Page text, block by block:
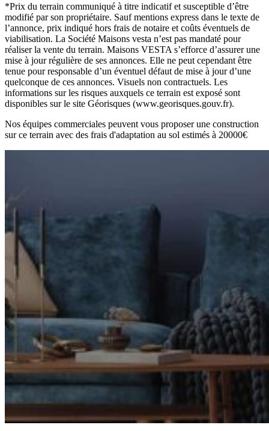
*Prix du terrain communiqué à titre indicatif et susceptible d’être
modifié par son propriétaire. Sauf mentions express dans le texte de
l’annonce, prix indiqué hors frais de notaire et coûts éventuels de
viabilisation. La Société Maisons vesta n’est pas mandaté pour
réaliser la vente du terrain. Maisons VESTA s’efforce d’assurer une
mise à jour régulière de ses annonces. Elle ne peut cependant être
tenue pour responsable d’un éventuel défaut de mise à jour d’une
quelconque de ces annonces. Visuels non contractuels. Les
informations sur les risques auxquels ce terrain est exposé sont
disponibles sur le site Géorisques (www.georisques.gouv.fr).
Nos équipes commerciales peuvent vous proposer une construction
sur ce terrain avec des frais d'adaptation au sol estimés à 20000€